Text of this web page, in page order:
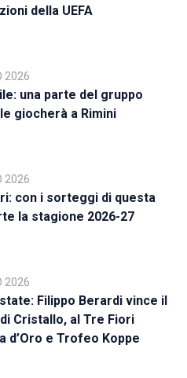
della UEFA
2026
una parte del gruppo
giocherà a Rimini
2026
con i sorteggi di questa
la stagione 2026-27
2026
Filippo Berardi vince il
Cristallo, al Tre Fiori
d’Oro e Trofeo Koppe